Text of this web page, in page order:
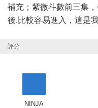
補充；紫微斗數前三集
後.比較容易進入，這是我
評分
NINJA